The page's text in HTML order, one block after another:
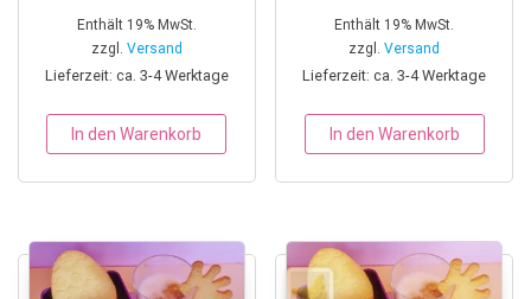
Enthält 19% MwSt.
zzgl. Versand
Lieferzeit: ca. 3-4 Werktage
In den Warenkorb
Enthält 19% MwSt.
zzgl.Versand
Lieferzeit: ca. 3-4 Werktage
In den Warenkorb